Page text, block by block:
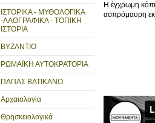
ΙΣΤΟΡΙΚΑ - ΜΥΘΟΛΟΓΙΚΑ
-ΛΑΟΓΡΑΦΙΚΑ - ΤΟΠΙΚΗ
ΙΣΤΟΡΙΑ
ΒΥΖΑΝΤΙΟ
ΡΩΜΑΪΚΗ ΑΥΤΟΚΡΑΤΟΡΙΑ
ΠΑΠΑΣ ΒΑΤΙΚΑΝΟ
Αρχαιολογία
Θρησκειολογικά
Η έγχρωμη
ασπρόμαυρη